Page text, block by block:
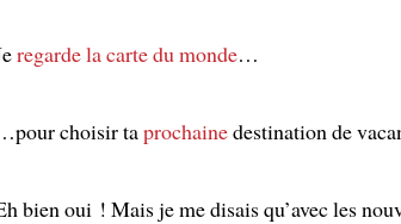
regardela carte du monde…
choisir taprochainedestination de
bien oui ! Mais je me disais qu’avec les